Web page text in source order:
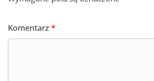
Komentarz *